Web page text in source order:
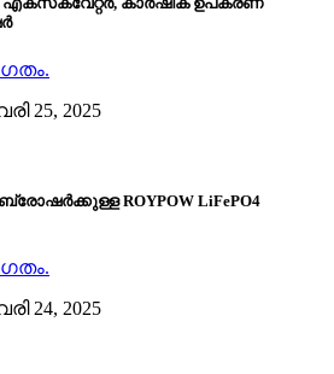
25, 2025
ROYPOW LiFePO4
24, 2025